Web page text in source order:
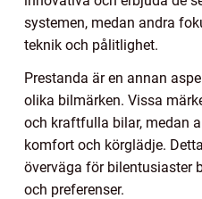
systemen, medan andra
teknik och pålitlighet.
Prestanda är en annan
olika bilmärken. Vissa
och kraftfulla bilar, medan
komfort och körglädje.
överväga för bilentusiaster
och preferenser.